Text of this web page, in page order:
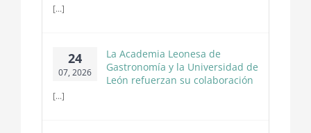
[...]
24
07, 2026
La Academia Leonesa de
Gastronomía y la Universidad de
León refuerzan su colaboración
[...]